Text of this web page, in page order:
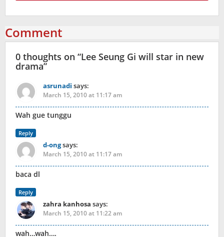
Comment
0 thoughts on “Lee Seung Gi will star in new
drama”
asrunadi says:
March 15, 2010 at 11:17 am
Wah gue tunggu
Reply
d-ongsays:
March 15, 2010 at 11:17 am
baca dl
Reply
zahra kanhosa says:
March 15, 2010 at 11:22 am
wah…wah….